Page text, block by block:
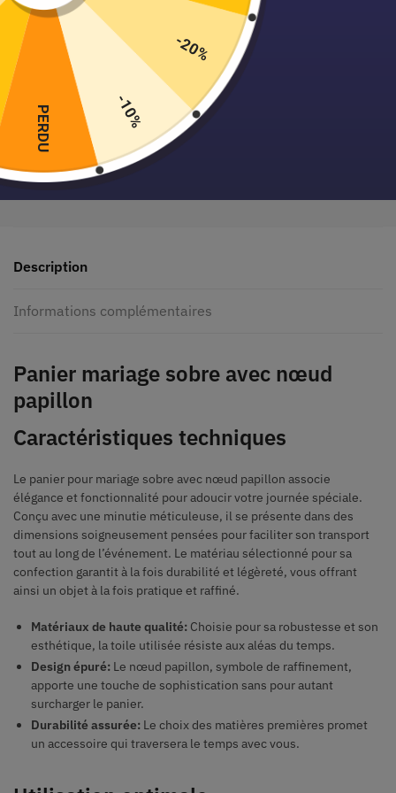
Paiement sécurisé garanti
Description
Informations complémentaires
Panier mariage sobre avec nœud
papillon
Caractéristiques techniques
Le panier pour mariage sobre avec nœud papillon associe
élégance et fonctionnalité pour adoucir votre journée spéciale.
Conçu avec une minutie méticuleuse, il se présente dans des
dimensions soigneusement pensées pour faciliter son transport
tout au long de l’événement. Le matériau sélectionné pour sa
confection garantit à la fois durabilité et légèreté, vous offrant
ainsi un objet à la fois pratique et raffiné.
Matériaux de haute qualité: Choisie pour sa robustesse et son
esthétique, la toile utilisée résiste aux aléas du temps.
Design épuré: Le nœud papillon, symbole de raffinement,
apporte une touche de sophistication sans pour autant
surcharger le panier.
Durabilité assurée: Le choix des matières premières promet
un accessoire qui traversera le temps avec vous.
-20%
-10%
PERDU